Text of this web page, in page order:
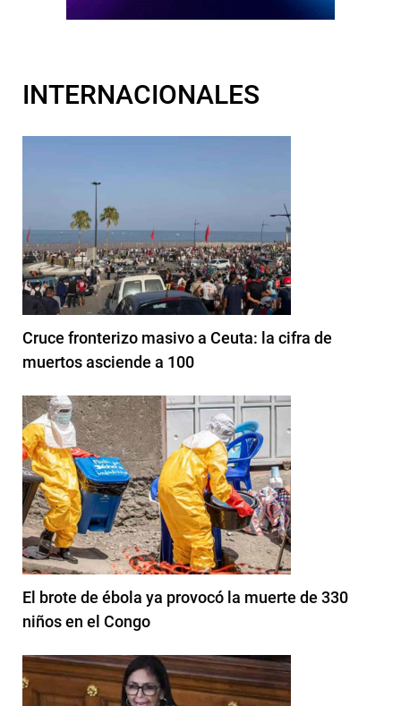
INTERNACIONALES
Cruce fronterizo masivo a Ceuta: la cifra de
muertos asciende a 100
El brote de ébola ya provocó la muerte de 330
niños en el Congo